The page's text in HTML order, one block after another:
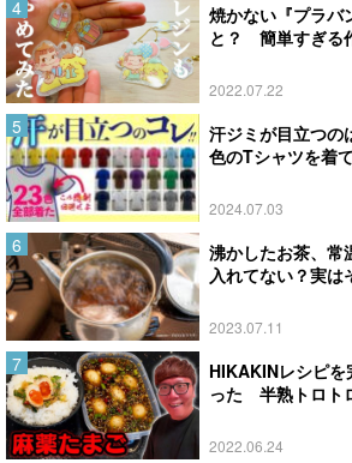
焼かない『プラバ
と？ 簡単すぎる
2022.07.22
汗ジミが目立つ
色のTシャツを着
2024.07.03
沸かしたお茶、常
入れてない？実
2023.07.11
HIKAKINレシピ
った 半熟トロト
2022.06.24